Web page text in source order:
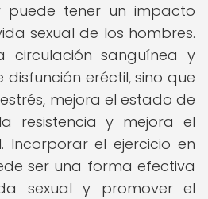
puede tener un impacto
sexual de los hombres.
circulación sanguínea y
eréctil, sino que
mejora el estado de
resistencia y mejora el
Incorporar el ejercicio en
ser una forma efectiva
sexual y promover el